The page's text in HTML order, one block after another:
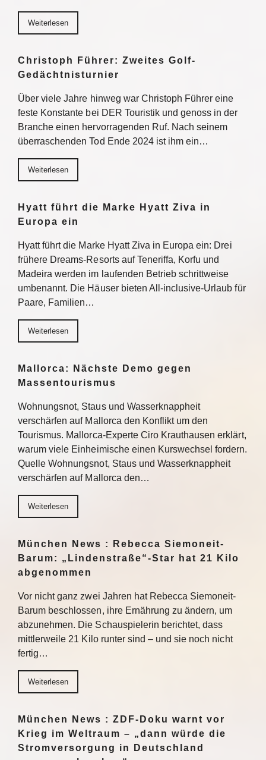
Weiterlesen
Christoph Führer: Zweites Golf-
Gedächtnisturnier
Über viele Jahre hinweg war Christoph Führer eine
feste Konstante bei DER Touristik und genoss in der
Branche einen hervorragenden Ruf. Nach seinem
überraschenden Tod Ende 2024 ist ihm ein…
Weiterlesen
Hyatt führt die Marke Hyatt Ziva in
Europa ein
Hyatt führt die Marke Hyatt Ziva in Europa ein: Drei
frühere Dreams-Resorts auf Teneriffa, Korfu und
Madeira werden im laufenden Betrieb schrittweise
umbenannt. Die Häuser bieten All-inclusive-Urlaub für
Paare, Familien…
Weiterlesen
Mallorca: Nächste Demo gegen
Massentourismus
Wohnungsnot, Staus und Wasserknappheit
verschärfen auf Mallorca den Konflikt um den
Tourismus. Mallorca-Experte Ciro Krauthausen erklärt,
warum viele Einheimische einen Kurswechsel fordern.
Quelle Wohnungsnot, Staus und Wasserknappheit
verschärfen auf Mallorca den…
Weiterlesen
München News : Rebecca Siemoneit-
Barum: „Lindenstraße“-Star hat 21 Kilo
abgenommen
Vor nicht ganz zwei Jahren hat Rebecca Siemoneit-
Barum beschlossen, ihre Ernährung zu ändern, um
abzunehmen. Die Schauspielerin berichtet, dass
mittlerweile 21 Kilo runter sind – und sie noch nicht
fertig…
Weiterlesen
München News : ZDF-Doku warnt vor
Krieg im Weltraum – „dann würde die
Stromversorgung in Deutschland